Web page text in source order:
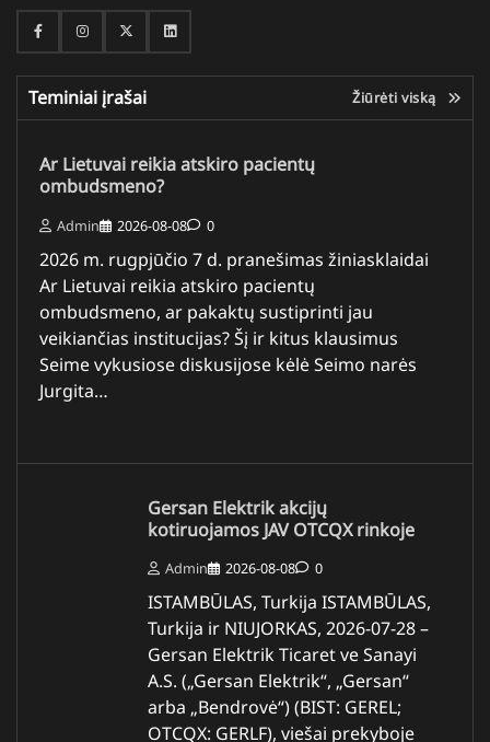
FacebookInstagramTwitterLinkedin
Teminiai įrašai Žiūrėti viską
Ar Lietuvai reikia atskiro pacientų
ombudsmeno?
Admin 2026-08-08 0
2026 m. rugpjūčio 7 d. pranešimas žiniasklaidai
Ar Lietuvai reikia atskiro pacientų
ombudsmeno, ar pakaktų sustiprinti jau
veikiančias institucijas? Šį ir kitus klausimus
Seime vykusiose diskusijose kėlė Seimo narės
Jurgita…
Gersan Elektrik akcijų
kotiruojamos JAV OTCQX rinkoje
Admin 2026-08-08 0
ISTAMBŪLAS, Turkija ISTAMBŪLAS,
Turkija ir NIUJORKAS, 2026-07-28 –
Gersan Elektrik Ticaret ve Sanayi
A.S. („Gersan Elektrik“, „Gersan“
arba „Bendrovė“) (BIST: GEREL;
OTCQX: GERLF), viešai prekyboje